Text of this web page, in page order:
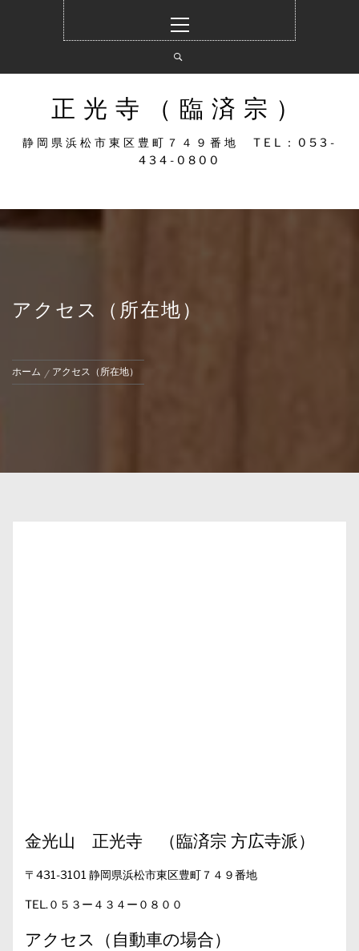
ツ
イ
ン
メ
ニ
ュ
ー
正光寺（臨済宗）
静岡県浜松市東区豊町７４９番地 TEL：053-
434-0800
アクセス（所在地）
ホーム アクセス（所在地）
金光山 正光寺 （臨済宗 方広寺派）
〒431-3101 静岡県浜松市東区豊町７４９番地
TEL.０５３ー４３４ー０８００
アクセス（自動車の場合）